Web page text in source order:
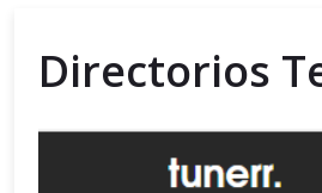
Directorios